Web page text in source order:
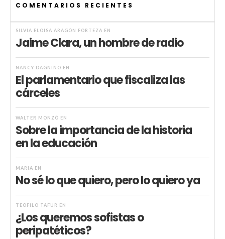
COMENTARIOS RECIENTES
SILVIA ELOISA ARAGÓN FORTEZA EN
Jaime Clara, un hombre de radio
NANCY DAGNINO EN
El parlamentario que fiscaliza las
cárceles
WALTER MONZÓ EN
Sobre la importancia de la historia
en la educación
MARIA EN
No sé lo que quiero, pero lo quiero ya
TEÓFILO TAFUR EN
¿Los queremos sofistas o
peripatéticos?